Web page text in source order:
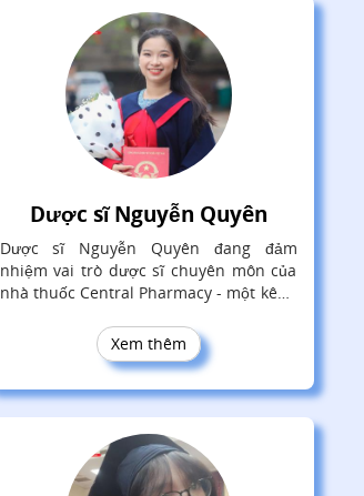
Dược sĩ Nguyễn Quyên
Dược sĩ Nguyễn Quyên đang đảm
nhiệm vai trò dược sĩ chuyên môn của
nhà thuốc Central Pharmacy - một kênh
đồng (https://trungtamthuoc.com/)
Xem thêm